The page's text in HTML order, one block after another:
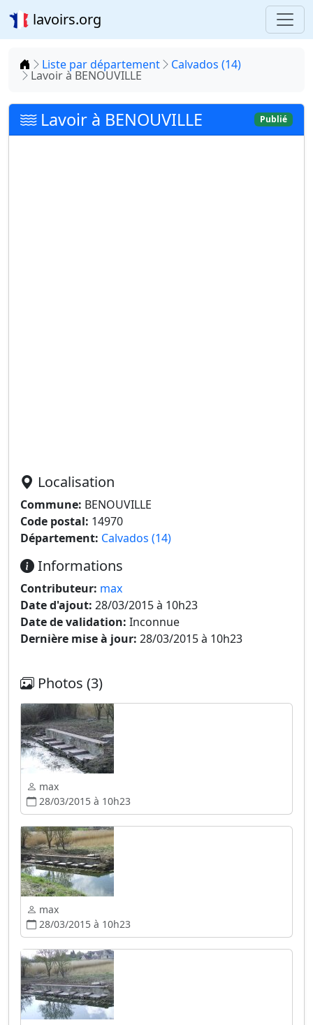
lavoirs.org
Accueil
Liste par département Calvados (14)
Lavoir à BENOUVILLE
Lavoir à BENOUVILLE Publié
Localisation
Commune: BENOUVILLE
Code postal: 14970
Département: Calvados (14)
Informations
Contributeur: max
Date d'ajout: 28/03/2015 à 10h23
Date de validation: Inconnue
Dernière mise à jour: 28/03/2015 à 10h23
Photos (3)
max
28/03/2015 à 10h23
max
28/03/2015 à 10h23